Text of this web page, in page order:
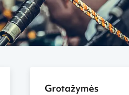
Grotažymės